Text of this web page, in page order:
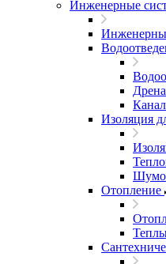
Инженерные
Изоляция
Отопление